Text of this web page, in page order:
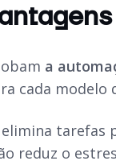
a
cada modelo
reduz o